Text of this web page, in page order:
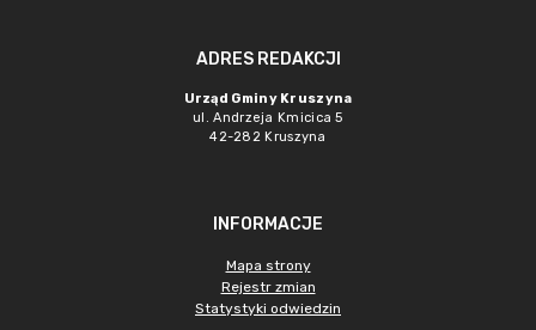
ADRES REDAKCJI
Urząd Gminy Kruszyna
ul. Andrzeja Kmicica 5
42-282 Kruszyna
INFORMACJE
Mapa strony
Rejestr zmian
Statystyki odwiedzin